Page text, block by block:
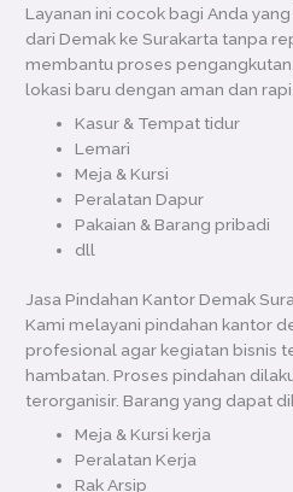
Layanan ini cocok bagi Anda
dari Demak ke Surakarta tanpa
membantu proses
lokasi baru dengan aman dan
Kasur & Tempat tidur
Lemari
Meja & Kursi
Peralatan Dapur
Pakaian & Barang pribadi
dll
Jasa Pindahan Kantor Demak
Kami melayani pindahan kantor
profesional agar kegiatan bisnis
hambatan. Proses pindahan
terorganisir. Barang yang dapat
Meja & Kursi kerja
Peralatan Kerja
Rak Arsip